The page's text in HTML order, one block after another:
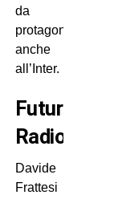
da
protagonista
anche
all’Inter.
Futuro
Radioso
Davide
Frattesi